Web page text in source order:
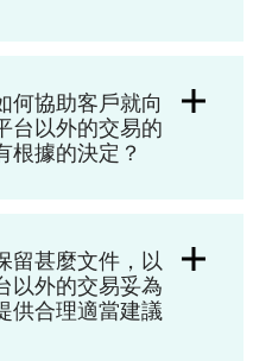
何協助客戶就向
台以外的交易的
根據的決定？
留甚麼文件，以
以外的交易妥為
供合理適當建議